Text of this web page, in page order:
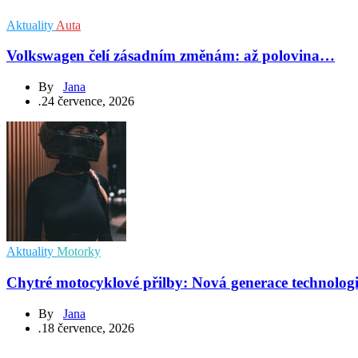
Aktuality Auta
Volkswagen čelí zásadním změnám: až polovina…
By Jana
.24 července, 2026
Aktuality Motorky
Chytré motocyklové přilby: Nová generace
By Jana
.18 července, 2026